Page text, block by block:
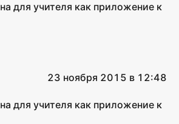
для учителя как приложение к
23 ноября 2015 в 12:48
для учителя как приложение к